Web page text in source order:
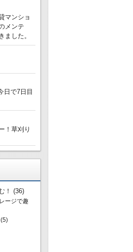
マンショ
メンテ
ました。
日で7日目
！草刈り
！ (36)
ージで趣
(5)